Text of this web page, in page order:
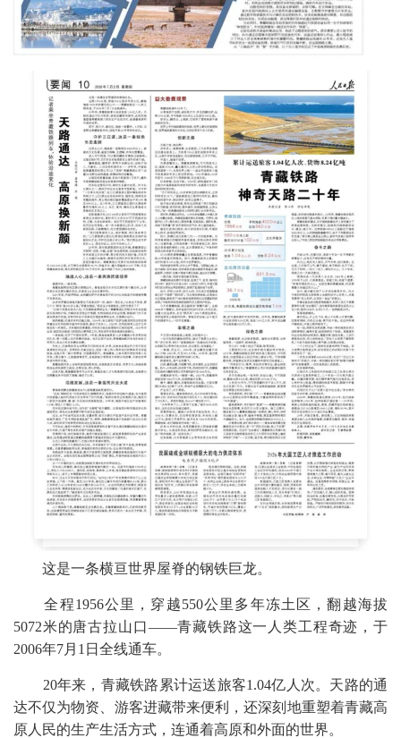
这是一条横亘世界屋脊的钢铁巨龙。
全程1956公里，穿越550公里多年冻土区，翻越海拔
5072米的唐古拉山口——青藏铁路这一人类工程奇迹，于
2006年7月1日全线通车。
20年来，青藏铁路累计运送旅客1.04亿人次。天路的通
达不仅为物资、游客进藏带来便利，还深刻地重塑着青藏高
原人民的生产生活方式，连通着高原和外面的世界。